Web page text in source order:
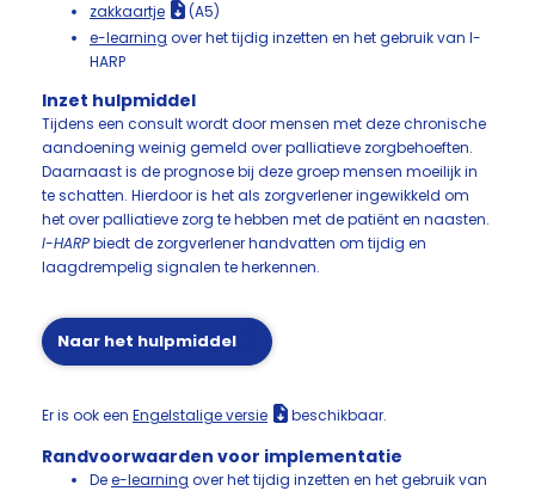
zakkaartje
(A5)
e-learning over het tijdig inzetten en het gebruik van I-
HARP
Inzet hulpmiddel
Tijdens een consult wordt door mensen met deze chronische
aandoening weinig gemeld over palliatieve zorgbehoeften.
Daarnaast is de prognose bij deze groep mensen moeilijk in
te schatten. Hierdoor is het als zorgverlener ingewikkeld om
het over palliatieve zorg te hebben met de patiënt en naasten.
I-HARPbiedt de zorgverlener handvatten om tijdig en
laagdrempelig signalen te herkennen.
Naar het hulpmiddel
Er is ook een Engelstalige versie beschikbaar.
Randvoorwaarden voor implementatie
Dee-learning over het tijdig inzetten en het gebruik van